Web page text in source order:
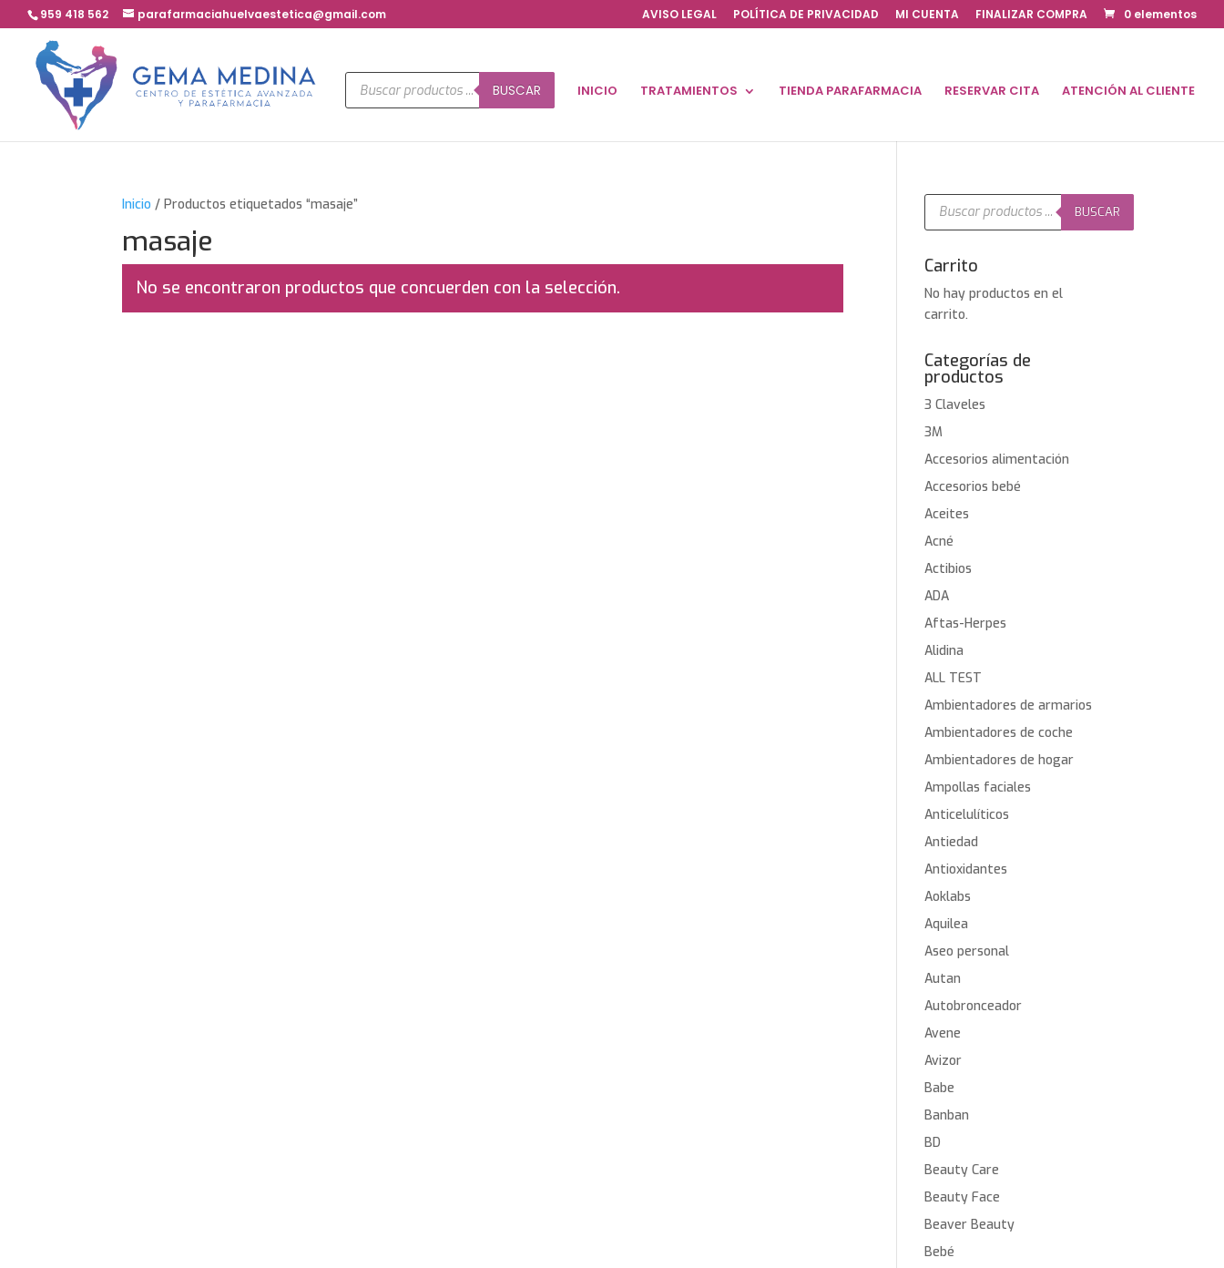
959 418 562 parafarmaciahuelvaestetica@gmail.com AVISO LEGAL POLÍTICA DE PRIVACIDAD MI CUENTA FINALIZAR COMPRA 0 elementos
Búsqueda
de
productos
BUSCAR INICIO TRATAMIENTOS TIENDA PARAFARMACIA RESERVAR CITA ATENCIÓN AL CLIENTE
Inicio / Productos etiquetados “masaje”
masaje
No se encontraron productos que concuerden con la selección.
Búsqueda
productos
BUSCAR
Carrito
No hay productos en el
carrito.
Categorías de
productos
3 Claveles
3M
Accesorios alimentación
Accesorios bebé
Aceites
Acné
Actibios
ADA
Aftas-Herpes
Alidina
ALL TEST
Ambientadores de armarios
Ambientadores de coche
Ambientadores de hogar
Ampollas faciales
Anticelulíticos
Antiedad
Antioxidantes
Aoklabs
Aquilea
Aseo personal
Autan
Autobronceador
Avene
Avizor
Babe
Banban
BD
Beauty Care
Beauty Face
Beaver Beauty
Bebé